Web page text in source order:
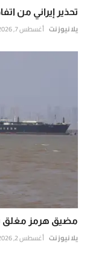
تحذير إيراني من
يلا نيوز نت أغسطس 7, 2026
مضيق هرمز مغلق
يلا نيوز نت أغسطس 2, 2026